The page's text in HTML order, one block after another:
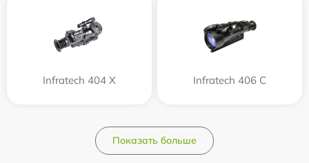
Infratech 404 Х Infratech 406 С
Показать больше